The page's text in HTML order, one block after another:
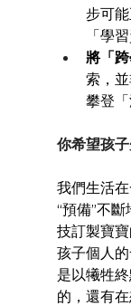
步可
「學
將「
索，
攀登「
你希望孩
我們生活
“預備”不
技訂製寶
孩子個人
是以犧牲
的，還有